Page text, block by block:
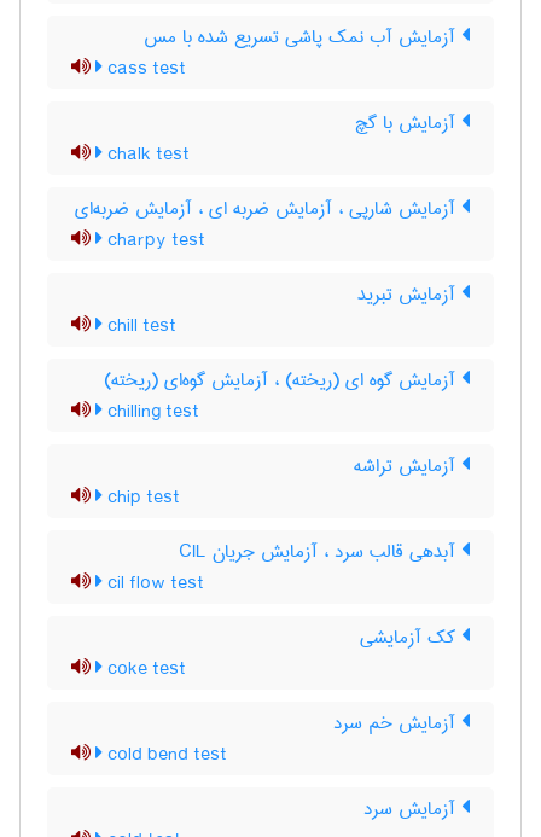
آزمایش آب نمک پاشی تسریع شده با مس
cass test
آزمایش با گچ
chalk test
آزمایش شارپی ، آزمایش ضربه ای ، آزمایش ضربه‌ای
charpy test
آزمایش تبرید
chill test
آزمایش گوه ای (ریخته) ، آزمایش گوه‌ای (ریخته)
chilling test
آزمایش تراشه
chip test
آبدهی قالب سرد ، آزمایش جریان CIL
cil flow test
کک آزمایشی
coke test
آزمایش خم سرد
cold bend test
آزمایش سرد